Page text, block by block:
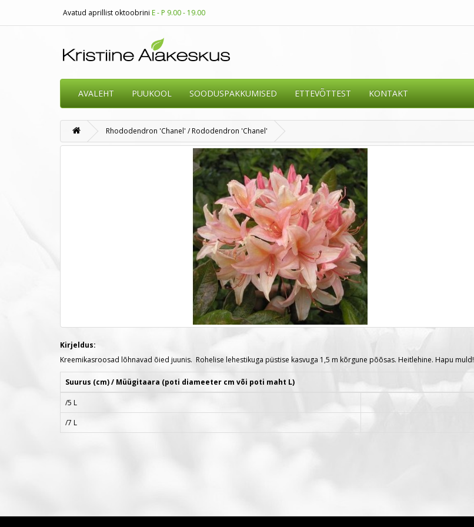
Avatud aprillist oktoobrini E - P 9.00 - 19.00
AVALEHT PUUKOOL SOODUSPAKKUMISED ETTEVÕTTEST KONTAKT
Rhododendron 'Chanel' / Rododendron 'Chanel'
Kirjeldus:
Kreemikasroosad lõhnavad õied juunis. Rohelise lehestikuga püstise kasvuga 1,5 m kõrgune põõsas. Heitlehine. Hapu muld!
Suurus (cm) / Müügitaara (poti diameeter cm või poti maht L)
/5 L
/7 L